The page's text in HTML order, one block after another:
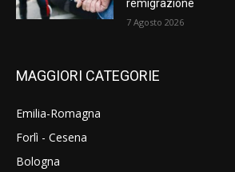
remigrazione
7 Agosto 2026
MAGGIORI CATEGORIE
Emilia-Romagna
Forlì - Cesena
Bologna